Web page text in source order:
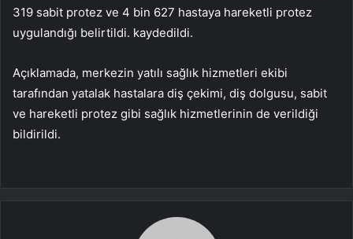
319 sabit protez ve 4 bin 627 hastaya hareketli protez
uygulandığı belirtildi. kaydedildi.
Açıklamada, merkezin yatılı sağlık hizmetleri ekibi
tarafından yatalak hastalara diş çekimi, diş dolgusu, sabit
ve hareketli protez gibi sağlık hizmetlerinin de verildiği
bildirildi.